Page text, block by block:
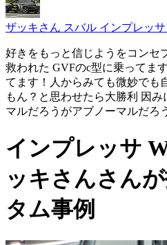
ザッキさん スバル インプレッ
好きをもっと信じようをコンセ
救われた GVFのc型に乗ってま
てます！人からみても微妙でも
もん？と思わせたら大勝利 因
マルだろうがアブノーマルだろ
インプレッサ
ッキさんさん
タム事例